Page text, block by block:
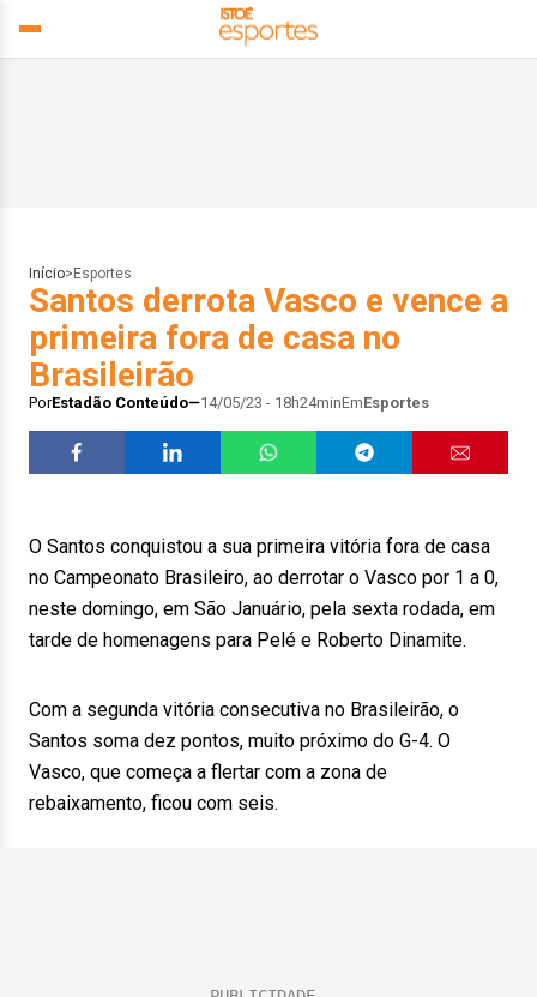
Início> Esportes
Santos derrota Vasco e vence a
primeira fora de casa no
Brasileirão
PorEstadão Conteúdo 14/05/23 - 18h24minEmEsportes
O Santos conquistou a sua primeira vitória fora de casa
no Campeonato Brasileiro, ao derrotar o Vasco por 1 a 0,
neste domingo, em São Januário, pela sexta rodada, em
tarde de homenagens para Pelé e Roberto Dinamite.
Com a segunda vitória consecutiva no Brasileirão, o
Santos soma dez pontos, muito próximo do G-4. O
Vasco, que começa a flertar com a zona de
rebaixamento, ficou com seis.